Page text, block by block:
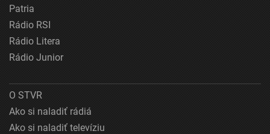
Patria
Rádio RSI
Rádio Litera
Rádio Junior
O STVR
Ako si naladiť rádiá
Ako si naladiť televíziu